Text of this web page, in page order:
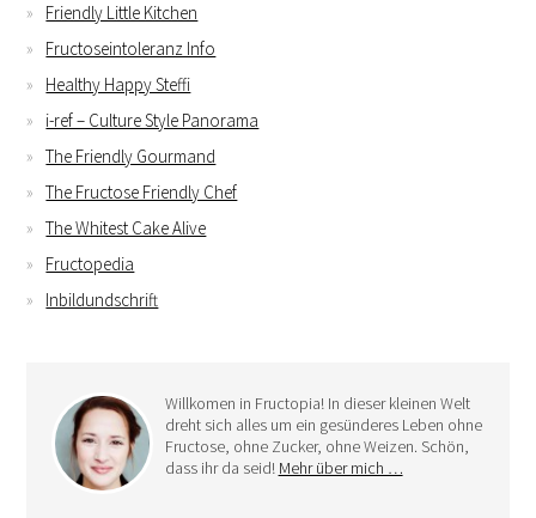
Friendly Little Kitchen
Fructoseintoleranz Info
Healthy Happy Steffi
i-ref – Culture Style Panorama
The Friendly Gourmand
The Fructose Friendly Chef
The Whitest Cake Alive
Fructopedia
Inbildundschrift
Willkomen in Fructopia! In dieser kleinen Welt
dreht sich alles um ein gesünderes Leben ohne
Fructose, ohne Zucker, ohne Weizen. Schön,
dass ihr da seid! Mehr über mich …